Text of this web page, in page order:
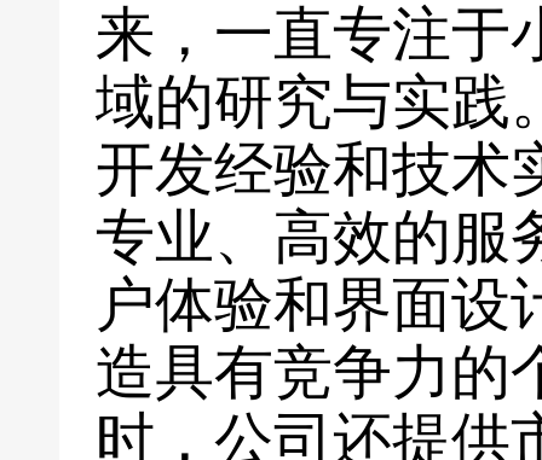
来，一直专注于
域的研究与实践
开发经验和技术
专业、高效的服
户体验和界面设
造具有竞争力的
时，公司还提供